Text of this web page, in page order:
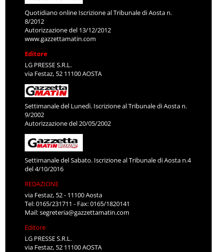
Quotidiano online Iscrizione al Tribunale di Aosta n.
8/2012
Autorizzazione del 13/12/2012
www.gazzettamatin.com
Editore
LG PRESSE S.R.L.
via Festaz, 52 11100 AOSTA
Settimanale del Lunedì. Iscrizione al Tribunale di Aosta n.
9/2002
Autorizzazione del 20/05/2002
Settimanale del Sabato. Iscrizione al Tribunale di Aosta n.4
del 4/10/2016
REDAZIONE
via Festaz, 52 - 11100 Aosta
Tel: 0165/231711 - Fax: 0165/1820141
Mail:segreteria@gazzettamatin.com
Editore
LG PRESSE S.R.L.
via Festaz, 52 11100 AOSTA